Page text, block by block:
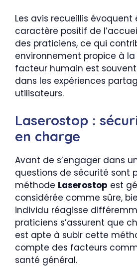
Les avis recueillis
caractère positif de
des praticiens, ce qui
environnement propice à la
facteur humain est
dans les expériences
utilisateurs.
Laserostop :
en charge
Avant de s’engager dans
questions de sécurité sont
méthode Laserostop est
considérée comme sûre,
individu réagisse
praticiens s’assurent que
est apte à subir cette
compte des facteurs
santé général.